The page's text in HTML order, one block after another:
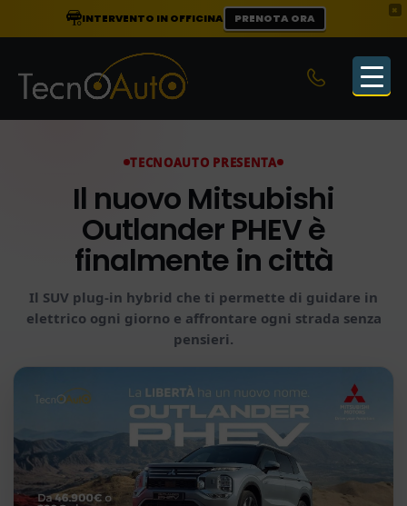
×
INTERVENTO IN OFFICINA PRENOTA ORA
TECNOAUTO PRESENTA
Il nuovo Mitsubishi
Outlander PHEV è
finalmente in città
Il SUV plug-in hybrid che ti permette di guidare in
elettrico ogni giorno e affrontare ogni strada senza
pensieri.